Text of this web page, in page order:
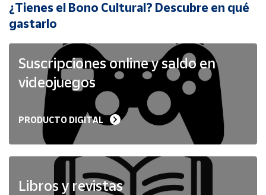
Cuenta
Ubicación
Península
Baleares
Melilla
¿Tienes el Bono Cultural? Descubre en qué
gastarlo
Suscripciones online y saldo en
videojuegos
PRODUCTO DIGITAL
Libros y revistas